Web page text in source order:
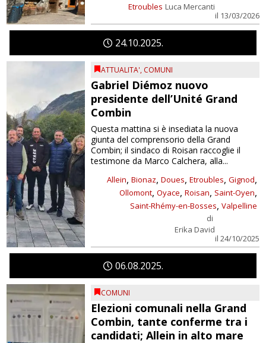
Etroubles Luca Mercanti
il 13/03/2026
24 10 2025
ATTUALITA', COMUNI
Gabriel Diémoz nuovo
presidente dell’Unité Grand
Combin
Allein, Bionaz, Doues, Etroubles, Gignod,
Ollomont, Oyace, Roisan, Saint-Oyen,
Saint-Rhémy-en-Bosses, Valpelline
di
Erika David
il 24/10/2025
Questa mattina si è insediata la nuova
giunta del comprensorio della Grand
Combin; il sindaco di Roisan raccoglie il
testimone da Marco Calchera, alla...
0608 2025
COMUNI
Elezioni comunali nella Grand
Combin, tante conferme tra i
candidati; Allein in alto mare